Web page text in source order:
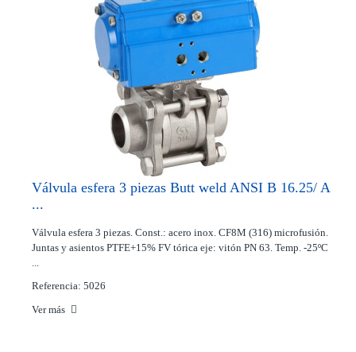
Válvula esfera 3 piezas Butt weld ANSI B 16.25/ A
...
Válvula esfera 3 piezas. Const.: acero inox. CF8M (316) microfusión.
Juntas y asientos PTFE+15% FV tórica eje: vitón PN 63. Temp. -25ºC
...
Referencia: 5026
Ver más